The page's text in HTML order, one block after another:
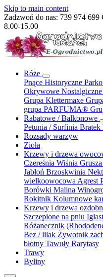
Skip to main content
Zadzwoń do nas: 739 974 699
8.00-15.00
Róże
Pnące Historyczne
Okrywowe Nostalgiczne
Grupa Klettermaxe
grupa PARFUMA®
Rabatowe / Balkonowe
Petunia / Surfinia Bratek
Rozsady warzyw
Zioła
Krzewy i drzewa
Czereśnia Wiśnia Grusza
Jabłoń Brzoskwinia
wielkoowocowa Agrest
Borówki Malina
Rokitnik Kolumnowe
Krzewy i drzewa
Szczepione na pniu
Różanecznik
Bez / lilak Żywotnik
błotny Tawuły Rarytasy
Trawy
Byliny